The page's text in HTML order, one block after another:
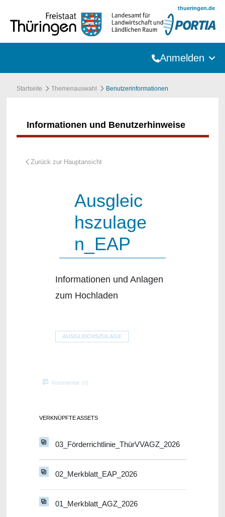
thueringen.de
Anmelden
Startseite Themenauswahl Benutzerinformationen
Informationen und Benutzerhinweise
Ausgleic
hszulage
n_EAP
Informationen und Anlagen
zum Hochladen
AUSGLEICHSZULAGE
Kommentar (0)
VERKNÜPFTE ASSETS
03_Förderrichtlinie_ThürVVAGZ_2026
02_Merkblatt_EAP_2026
01_Merkblatt_AGZ_2026